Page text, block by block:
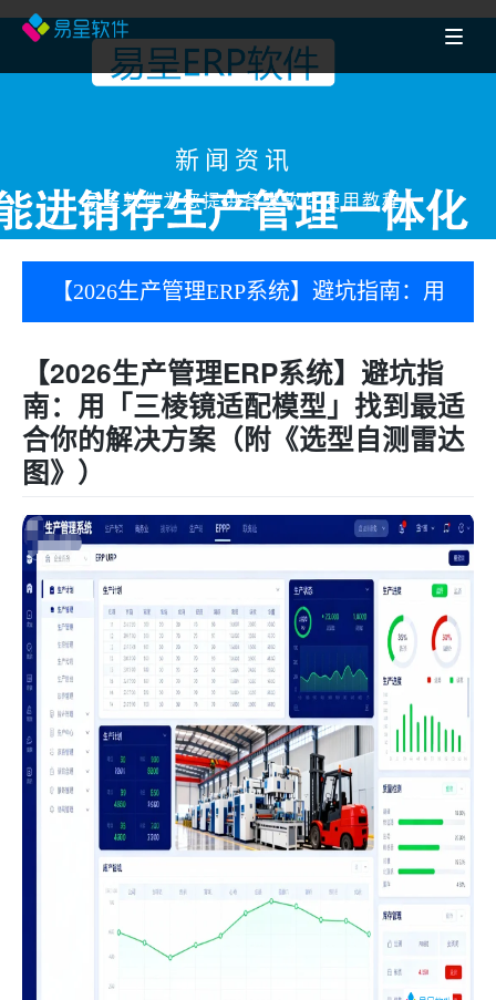
新闻资讯
易呈软件为您提供各类软件使用教程
【2026生产管理ERP系统】避坑指南：用
「三棱镜适配模型」找到最适合你的解
决方案（附《选型自测雷达图》）
【2026生产管理ERP系统】避坑指
南：用「三棱镜适配模型」找到最适
合你的解决方案（附《选型自测雷达
图》）